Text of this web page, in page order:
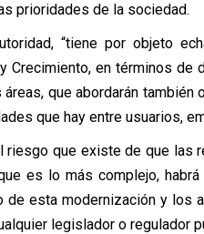
prioridades de la sociedad.
“tiene por objeto
Crecimiento, en términos
que abordarán
que hay entre usuarios,
riesgo que existe de que las
es lo más complejo,
de esta modernización y los
legislador o regulador